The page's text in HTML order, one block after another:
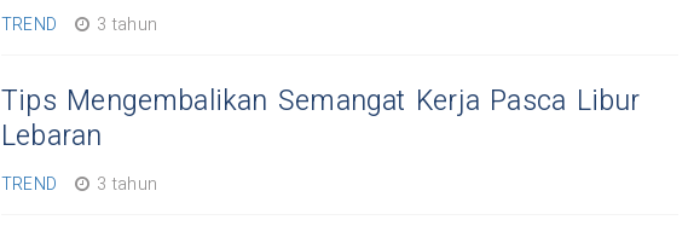
TREND 3 tahun
Tips Mengembalikan Semangat Kerja Pasca Libur
Lebaran
TREND 3 tahun